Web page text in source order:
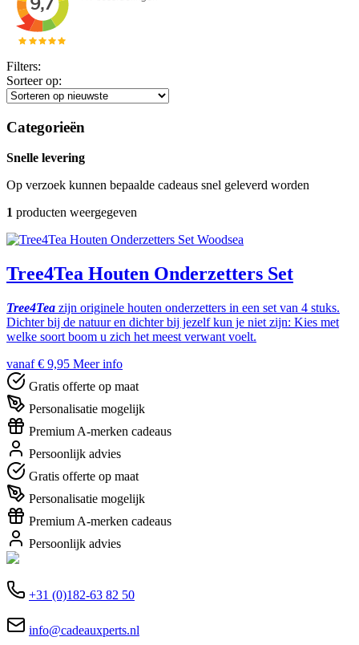
Filters:
Sorteer op:
Categorieën
Snelle levering
Op verzoek kunnen bepaalde cadeaus snel geleverd worden
1 producten weergegeven
Woodsea
Tree4Tea Houten Onderzetters Set
Tree4Tea zijn originele houten onderzetters in een set van 4 stuks.
Dichter bij de natuur en dichter bij jezelf kun je niet zijn: Kies met
welke soort boom u zich het meest verwant voelt.
vanaf € 9,95 Meer info
Gratis offerte op maat
Personalisatie mogelijk
Premium A-merken cadeaus
Persoonlijk advies
Gratis offerte op maat
Personalisatie mogelijk
Premium A-merken cadeaus
Persoonlijk advies
+31 (0)182-63 82 50
info@cadeauxperts.nl